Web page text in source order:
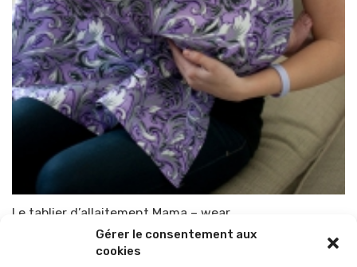
Gérer le consentement aux
cookies
Le tablier d’allaitement Mama – wear
TOP-PARENTS 31 décembre 2013